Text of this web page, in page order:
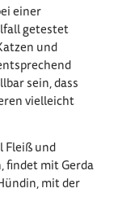
einer
getestet
und
sein, dass
vielleicht
Fleiß und
findet mit Gerda
mit der